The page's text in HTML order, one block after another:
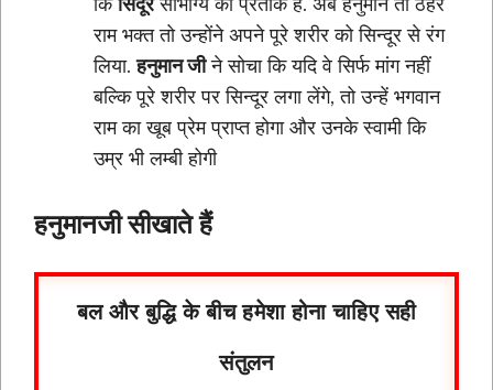
किसिंदूरसौभाग्य का प्रतीक है. अब हनुमान तो ठहरे
राम भक्त तो उन्होंने अपने पूरे शरीर को सिन्दूर से रंग
लिया.हनुमान जीने सोचा कि यदि वे सिर्फ मांग नहीं
बल्कि पूरे शरीर पर सिन्दूर लगा लेंगे, तो उन्हें भगवान
राम का खूब प्रेम प्राप्त होगा और उनके स्वामी कि
उम्र भी लम्बी होगी
हनुमानजी सीखाते हैं
बल और बुद्धि के बीच हमेशा होना चाहिए सही
संतुलन